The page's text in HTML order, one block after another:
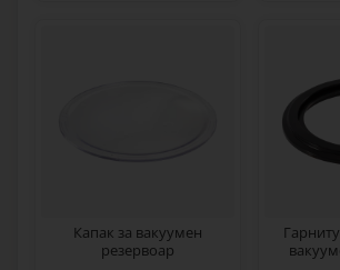
Капак за вакуумен
резервоар